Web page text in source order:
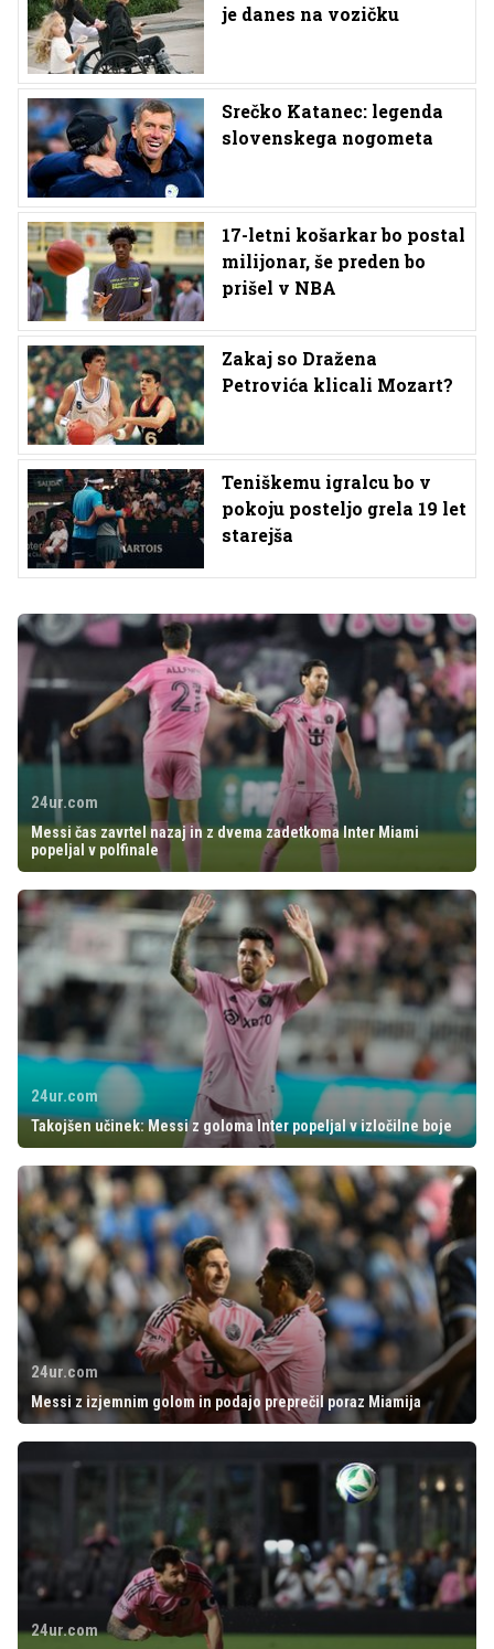
je danes na vozičku
Srečko Katanec: legenda
slovenskega nogometa
17-letni košarkar bo postal
milijonar, še preden bo
prišel v NBA
Zakaj so Dražena
Petrovića klicali Mozart?
Teniškemu igralcu bo v
pokoju posteljo grela 19 let
starejša
24ur.com
Messi čas zavrtel nazaj in z dvema zadetkoma Inter Miami
popeljal v polfinale
24ur.com
Takojšen učinek: Messi z goloma Inter popeljal v izločilne boje
24ur.com
Messi z izjemnim golom in podajo preprečil poraz Miamija
24ur.com